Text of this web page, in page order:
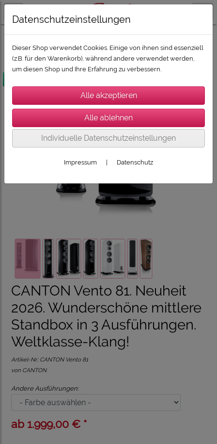
SUPER-DEALZ 2026 SUPER-DEALZ 2026: Boxen und HiFi
CANTON Vento 81. Neuheit
2026. Wunderschöne mittlere
Standbox in 3 Ausführungen.
Weltklasse-Klang!
Artikel-Nr.: CANTON Vento 81
von CANTON
Andere Ausführungen:
ab 1.999,00 € *
Datenschutzeinstellungen
Dieser Shop verwendet Cookies. Einige von ihnen sind essenziell
(z.B. für den Warenkorb), während andere verwendet werden,
um diesen Shop und Ihre Erfahrung zu verbessern.
Individuelle Datenschutzeinstellungen
Impressum Datenschutz